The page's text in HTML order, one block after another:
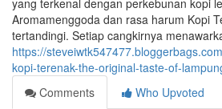
yang terkenal dengan perkebunan kopi
Aromamenggoda dan rasa harum Kopi
tertandingi. Setiap cangkirnya
https://
kopi-terenak-the-original-taste-of-
Comments
Who Upvoted